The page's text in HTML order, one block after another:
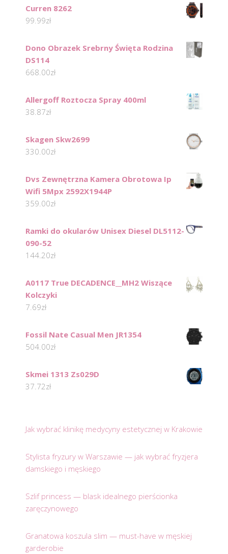
Curren 8262
99.99zł
Dono Obrazek Srebrny Święta Rodzina
DS114
668.00zł
Allergoff Roztocza Spray 400ml
38.87zł
Skagen Skw2699
330.00zł
Dvs Zewnętrzna Kamera Obrotowa Ip
Wifi 5Mpx 2592X1944P
359.00zł
Ramki do okularów Unisex Diesel DL5112-
090-52
144.20zł
A0117 True DECADENCE__MH2 Wiszące
Kolczyki
7.69zł
Fossil Nate Casual Men JR1354
504.00zł
Skmei 1313 Zs029D
37.72zł
Jak wybrać klinikę medycyny estetycznej w Krakowie
Stylista fryzury w Warszawie — jak wybrać fryzjera
damskiego i męskiego
Szlif princess — blask idealnego pierścionka
zaręczynowego
Granatowa koszula slim — must-have w męskiej
garderobie